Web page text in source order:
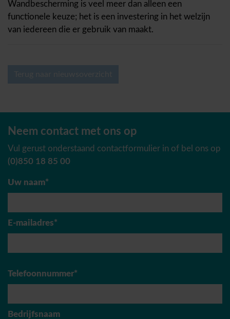
Wandbescherming is veel meer dan alleen een
functionele keuze; het is een investering in het welzijn
van iedereen die er gebruik van maakt.
Neem contact met ons op
Vul gerust onderstaand contactformulier in of bel ons op
(0)850 18 85 00
Uw naam*
E-mailadres*
Telefoonnummer*
Bedrijfsnaam